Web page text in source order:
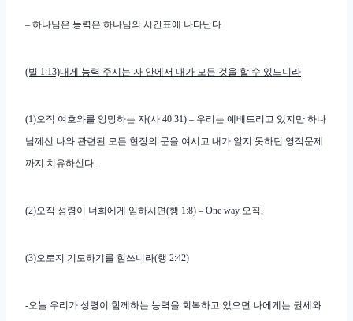
– 하나님은 능력은 하나님의 시간표에 나타난다
(빌 1:13)내게 능력 주시는 자 안에서 내가 모든 것을 할 수 있느니라
(1)오직 여호와를 앙망하는 자(사 40:31) – 우리는 예배드리고 있지만 하나
님께선 나와 관련된 모든 현장의 문을 여시고 내가 알지 못하던 영적문제
까지 치유하신다.
(2)오직 성령이 너희에게 임하시면(행 1:8) – One way 오직,
(3)오로지 기도하기를 힘쓰니라(행 2:42)
-오늘 우리가 성령이 함께하는 능력을 회복하고 있으면 나에게는 권세와